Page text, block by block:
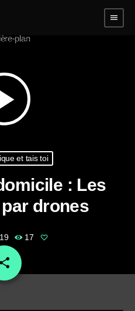
menu
et tais toi
: Les
drones
17
share
email